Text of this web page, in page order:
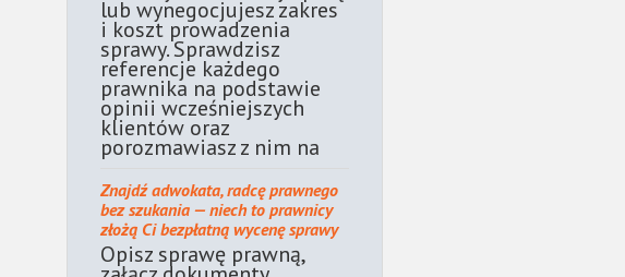
lub wynegocjujesz zakres
i koszt prowadzenia
sprawy. Sprawdzisz
referencje każdego
prawnika na podstawie
opinii wcześniejszych
klientów oraz
porozmawiasz z nim na
Znajdź adwokata, radcę prawnego
bez szukania — niech to prawnicy
złożą Ci bezpłatną wycenę sprawy
Opisz sprawę prawną,